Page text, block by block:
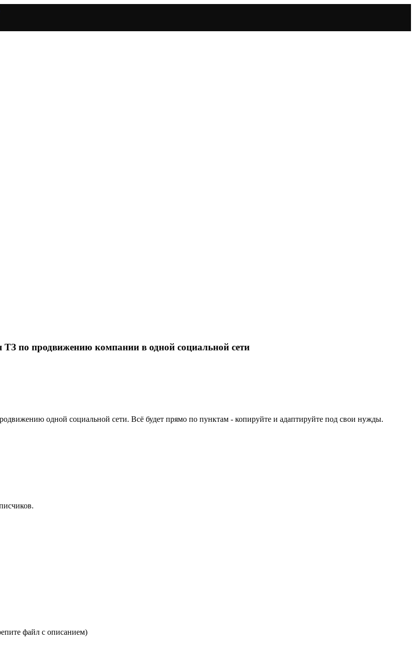
по продвижению компании в одной социальной сети
одной социальной сети. Всё будет прямо по пунктам - копируйте и адаптируйте под свои нужды.
файл с описанием)